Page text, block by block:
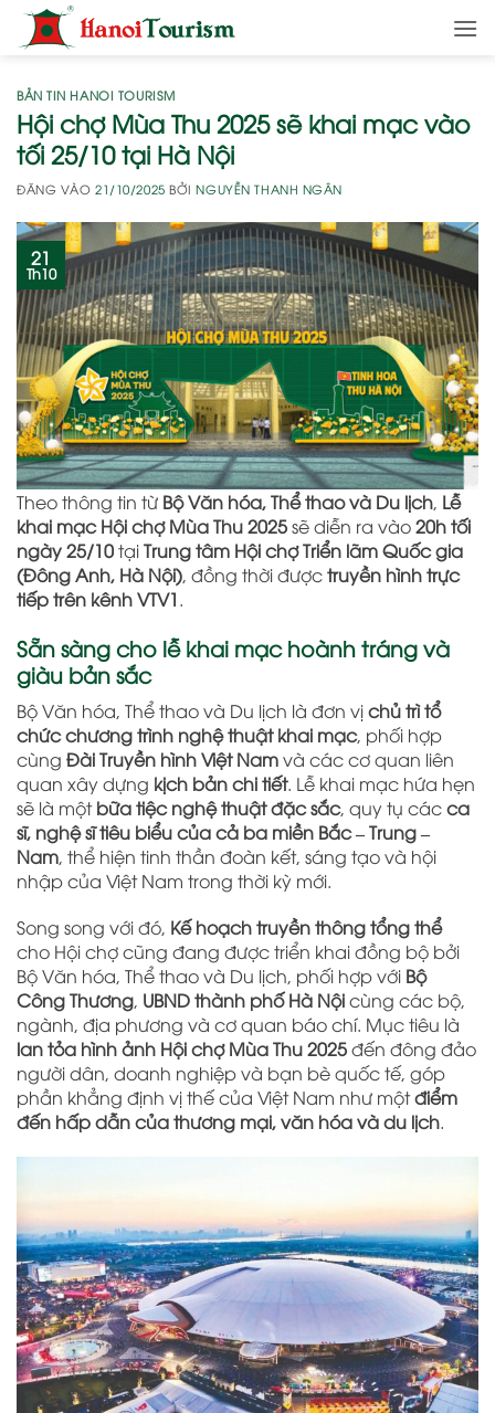
qua
dungBẢN TIN HANOI TOURISM
Hội chợ Mùa Thu 2025 sẽ khai mạc vào
tối 25/10 tại Hà Nội
ĐĂNG VÀO21/10/2025 BỞINGUYỄN THANH NGÂN
21
Th10
Theo thông tin từ Bộ Văn hóa, Thể thao và Du lịch, Lễ
khai mạc Hội chợ Mùa Thu 2025sẽ diễn ra vào20h tối
ngày 25/10tạiTrung tâm Hội chợ Triển lãm Quốc gia
(Đông Anh, Hà Nội), đồng thời đượctruyền hình trực
tiếp trên kênh VTV1.
Sẵn sàng cho lễ khai mạc hoành tráng và
giàu bản sắc
Bộ Văn hóa, Thể thao và Du lịch là đơn vịchủ trì tổ
chức chương trình nghệ thuật khai mạc, phối hợp
cùng Đài Truyền hình Việt Namvà các cơ quan liên
quan xây dựng kịch bản chi tiết. Lễ khai mạc hứa hẹn
sẽ là mộtbữa tiệc nghệ thuật đặc sắc, quy tụ cácca
sĩ, nghệ sĩ tiêu biểu của cả ba miền Bắc – Trung –
Nam, thể hiện tinh thần đoàn kết, sáng tạo và hội
nhập của Việt Nam trong thời kỳ mới.
Song song với đó, Kế hoạch truyền thông tổng thể
cho Hội chợ cũng đang được triển khai đồng bộ bởi
Bộ Văn hóa, Thể thao và Du lịch, phối hợp với Bộ
Công Thương, UBND thành phố Hà Nộicùng các bộ,
ngành, địa phương và cơ quan báo chí. Mục tiêu là
lan tỏa hình ảnh Hội chợ Mùa Thu 2025đến đông đảo
người dân, doanh nghiệp và bạn bè quốc tế, góp
phần khẳng định vị thế của Việt Nam như mộtđiểm
đến hấp dẫn của thương mại, văn hóa và du lịch.